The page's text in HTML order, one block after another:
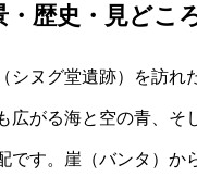
・歴史・見どこ
シヌグ堂遺跡）を訪れ
広がる海と空の青、そ
です。崖（バンタ）か